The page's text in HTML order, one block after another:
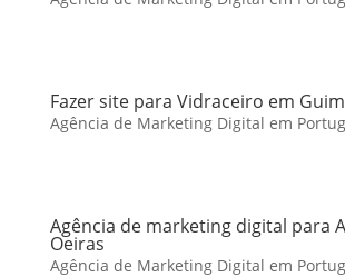
Fazer site para Vidraceiro em
Agência de Marketing Digital em
Agência de marketing digital para
Oeiras
Agência de Marketing Digital em